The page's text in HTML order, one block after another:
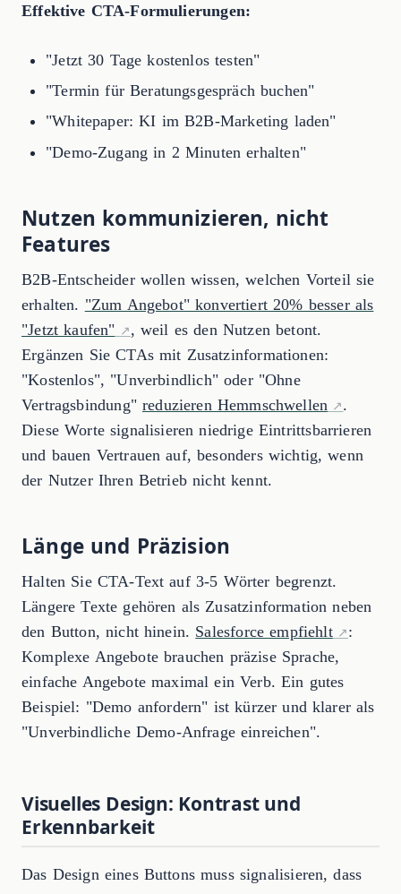
Effektive CTA-Formulierungen:
"Jetzt 30 Tage kostenlos testen"
"Termin für Beratungsgespräch buchen"
"Whitepaper: KI im B2B-Marketing laden"
"Demo-Zugang in 2 Minuten erhalten"
Nutzen kommunizieren, nicht
Features
B2B-Entscheider wollen wissen, welchen Vorteil sie
erhalten. "Zum Angebot" konvertiert 20% besser als
"Jetzt kaufen"
, weil es den Nutzen betont.
Ergänzen Sie CTAs mit Zusatzinformationen:
"Kostenlos", "Unverbindlich" oder "Ohne
Vertragsbindung" reduzieren Hemmschwellen
.
Diese Worte signalisieren niedrige Eintrittsbarrieren
und bauen Vertrauen auf, besonders wichtig, wenn
der Nutzer Ihren Betrieb nicht kennt.
Länge und Präzision
Halten Sie CTA-Text auf 3-5 Wörter begrenzt.
Längere Texte gehören als Zusatzinformation neben
den Button, nicht hinein. Salesforce empfiehlt
:
Komplexe Angebote brauchen präzise Sprache,
einfache Angebote maximal ein Verb. Ein gutes
Beispiel: "Demo anfordern" ist kürzer und klarer als
"Unverbindliche Demo-Anfrage einreichen".
Visuelles Design: Kontrast und
Erkennbarkeit
Das Design eines Buttons muss signalisieren, dass